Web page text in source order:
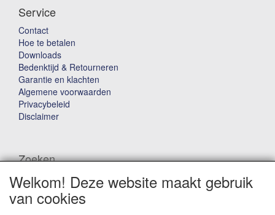
Service
Contact
Hoe te betalen
Downloads
Bedenktijd & Retourneren
Garantie en klachten
Algemene voorwaarden
Privacybeleid
Disclaimer
Zoeken
Waar ben je naar op zoek?
Welkom! Deze website maakt gebruik
van cookies